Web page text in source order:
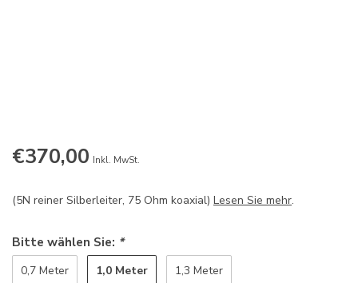
€370,00 Inkl. MwSt.
(5N reiner Silberleiter, 75 Ohm koaxial) Lesen Sie mehr.
Bitte wählen Sie: *
0,7 Meter 1,0 Meter 1,3 Meter